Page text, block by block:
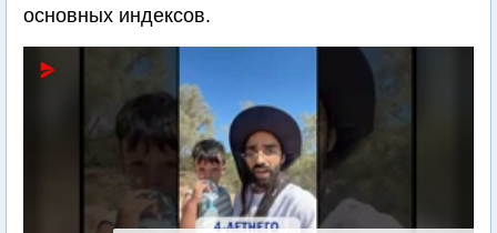
основных индексов.